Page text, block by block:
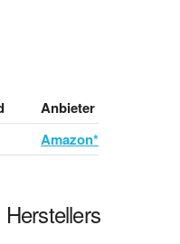
Anbieter
Amazon*